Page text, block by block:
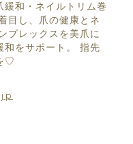
緩和・ネイルトリム巻
目し、爪の健康とネ
プレックスを美爪に
和をサポート。 指先
♡